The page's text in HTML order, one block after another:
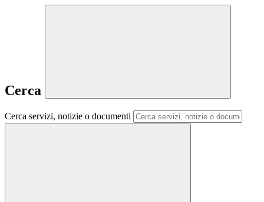
Cerca
Cerca servizi, notizie o documenti